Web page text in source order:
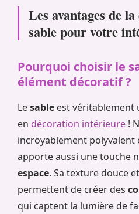
Les avantages de
sable pour votre
Pourquoi choisir le
élément décoratif ?
Lesable est véritablement
en décoration intérieure !
incroyablement polyvalent
apporte aussi une touche
espace. Sa texture douce
permettent de créer des
qui captent la lumière de